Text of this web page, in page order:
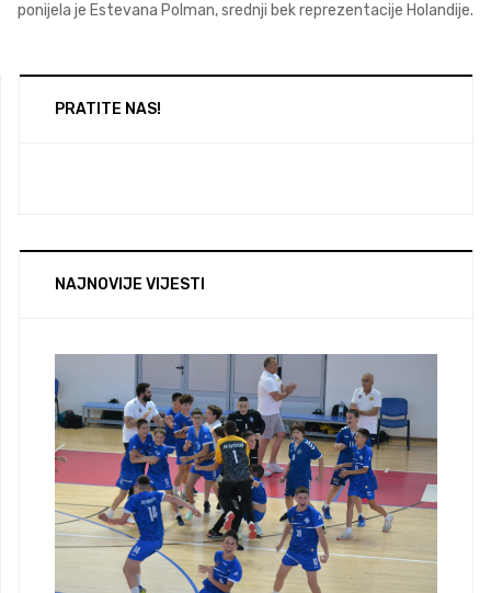
ponijela je Estevana Polman, srednji bek reprezentacije Holandije.
PRATITE NAS!
NAJNOVIJE VIJESTI